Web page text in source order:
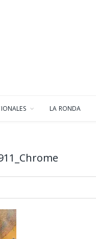
LA RONDA